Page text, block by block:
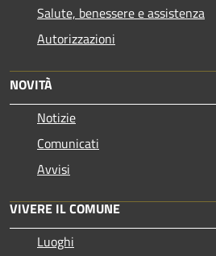
Salute, benessere e assistenza
Autorizzazioni
NOVITÀ
Notizie
Comunicati
Avvisi
VIVERE IL COMUNE
Luoghi